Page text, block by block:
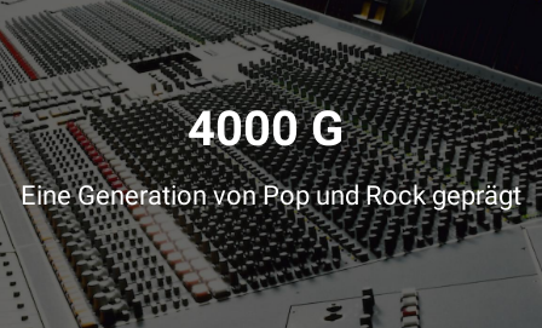
4000 G
Eine Generation von Pop und Rock geprägt